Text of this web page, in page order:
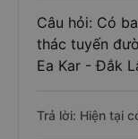
Câu hỏi: Có
thác tuyến
Ea Kar - Đắk
Trả lời: Hiện tại